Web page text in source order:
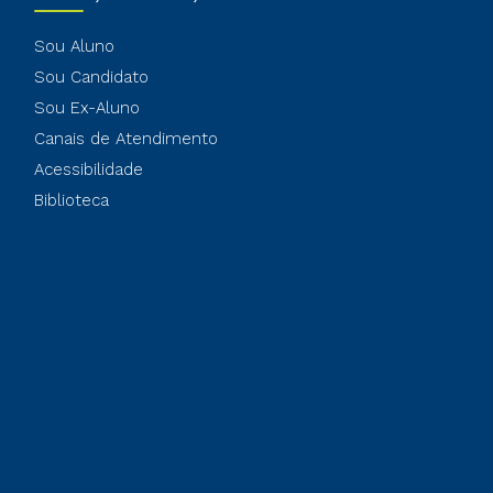
Sou Aluno
Sou Candidato
Sou Ex-Aluno
Canais de Atendimento
Acessibilidade
Biblioteca